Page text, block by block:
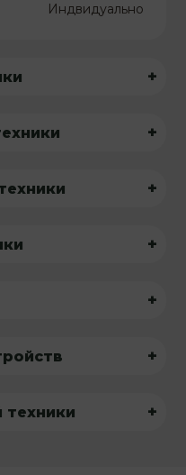
Индвидуально
+
+
+
+
+
+
+